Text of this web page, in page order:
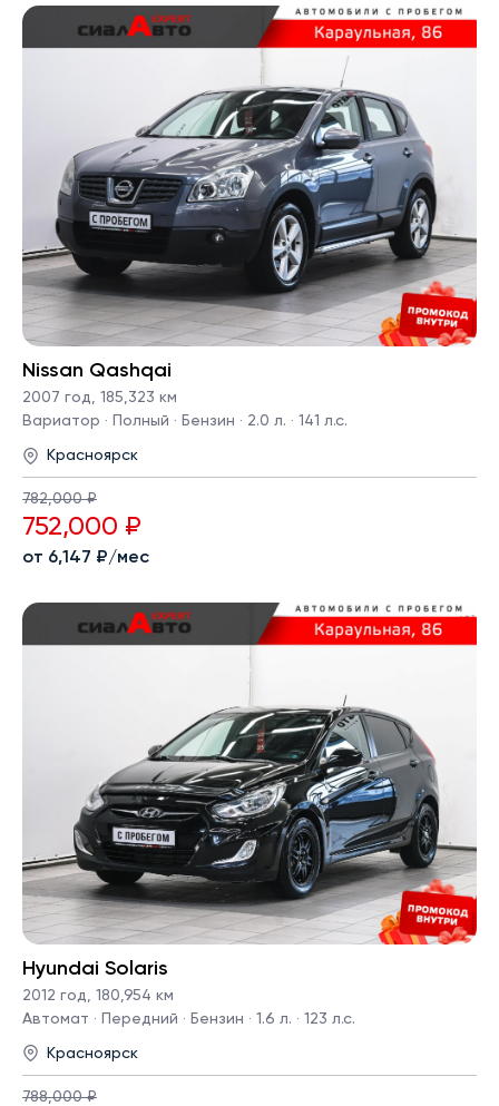
Nissan Qashqai
2007 год, 185,323 км
Вариатор · Полный · Бензин · 2.0 л. · 141 л.с.
Красноярск
782,000 ₽
752,000 ₽
от 6,147 ₽/мес
Hyundai Solaris
2012 год
180,954 км
Автомат · Передний · Бензин · 1.6 л. · 123 л.с.
Красноярск
788,000 ₽